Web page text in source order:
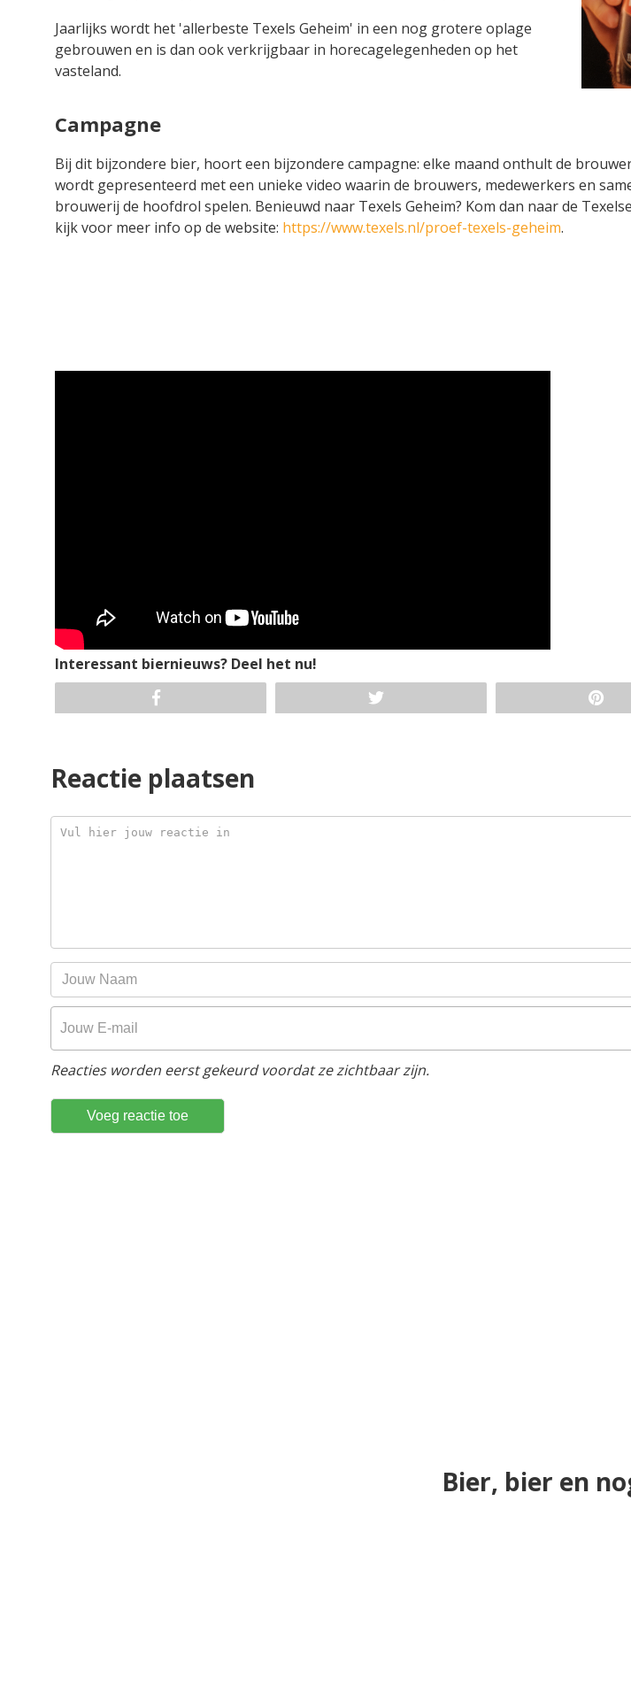
Jaarlijks wordt het 'allerbeste Texels Geheim' in een nog grotere oplage
gebrouwen en is dan ook verkrijgbaar in horecagelegenheden op het
vasteland.
Campagne
Bij dit bijzondere bier, hoort een bijzondere campagne: elke maand onthult de
wordt gepresenteerd met een unieke video waarin de brouwers, medewerkers en
brouwerij de hoofdrol spelen. Benieuwd naar Texels Geheim? Kom dan naar de
kijk voor meer info op de website: https://www.texels.nl/proef-texels-geheim.
Interessant biernieuws? Deel het nu!
Reactie plaatsen
Reacties worden eerst gekeurd voordat ze zichtbaar zijn.
Bier, bier en